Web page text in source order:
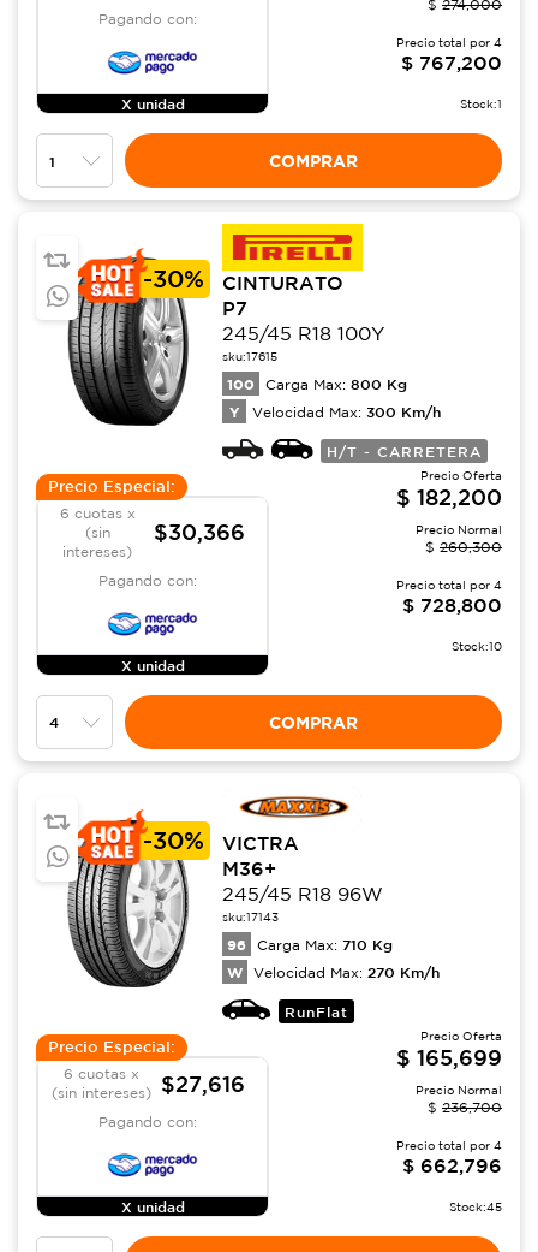
Pagando con:
X unidad
$ 274,000
Precio total por 4
$ 767,200
Stock:1
COMPRAR
-30%
CINTURATO
P7
245/45 R18 100Y
sku:17615
100 Carga Max: 800 Kg
Y Velocidad Max: 300 Km/h
H/T - CARRETERA
Precio Especial:
6 cuotas x
(sin
intereses)
$30,366
Pagando con:
X unidad
Precio Oferta
$ 182,200
Precio Normal
$ 260,300
Precio total por 4
$ 728,800
Stock:10
COMPRAR
-30%
VICTRA
M36+
245/45 R18 96W
sku:17143
96 Carga Max: 710 Kg
W Velocidad Max: 270 Km/h
RunFlat
Precio Especial:
6 cuotas x
(sin intereses)
$27,616
Pagando con:
X unidad
Precio Oferta
$ 165,699
Precio Normal
$ 236,700
Precio total por 4
$ 662,796
Stock:45